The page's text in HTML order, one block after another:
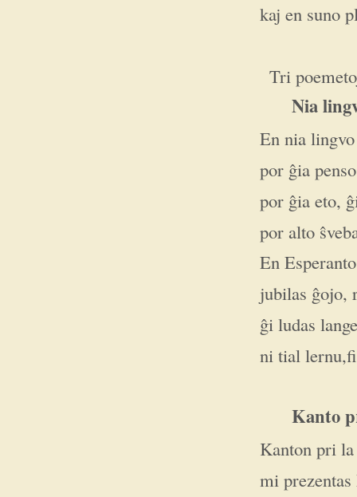
kaj en suno
Tri
Nia
En nia
por ĝia
por ĝia eto,
por alto
En
jubilas ĝojo,
ĝi ludas
ni tial
Kanto
Kanton pri
mi prezentas